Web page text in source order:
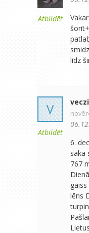
Atbildēt
līdz
V
Atbildēt
6.
sāka
767
lēns